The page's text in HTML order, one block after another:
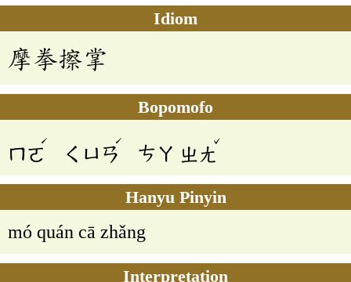
Idiom
摩拳擦掌
Bopomofo
ㄇㄛ
ˊ
ㄑㄩㄢ
ˊ
ㄘㄚ ㄓㄤ
ˇ
Hanyu Pinyin
mó quán cā zhǎng
Interpretation